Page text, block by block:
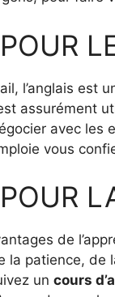
l’anglais est
assurément
avec
vous
de
la patience,
un cours